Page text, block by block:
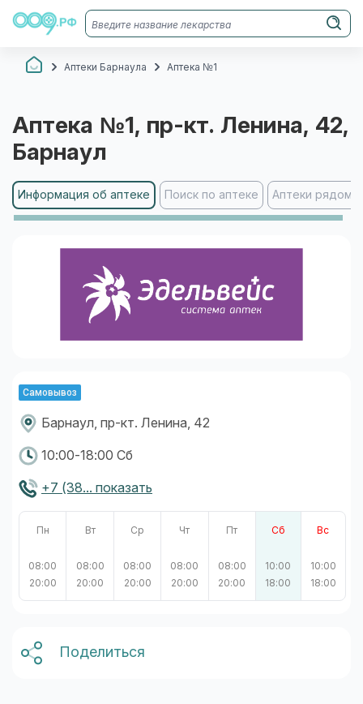
Аптеки Барнаула Аптека №1
Аптека №1, пр-кт. Ленина, 42,
Барнаул
Информация об аптеке Поиск по аптеке Аптеки рядом
Самовывоз
Барнаул, пр-кт. Ленина, 42
10:00-18:00 Сб
+7 (38... показать
Пн
08:00
20:00
Вт
08:00
20:00
Ср
08:00
20:00
Чт
08:00
20:00
Пт
08:00
20:00
Сб
10:00
18:00
Вс
10:00
18:00
Поделиться